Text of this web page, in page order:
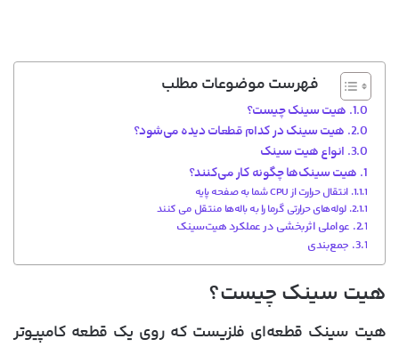
فهرست موضوعات مطلب
هیت سینک چیست؟
هیت سینک در کدام قطعات دیده می‌شود؟
انواع هیت سینک
هیت سینک‌ها چگونه کار می‌کنند؟
انتقال حرارت از CPU شما به صفحه پایه
لوله‌های حرارتی گرما را به باله‌ها منتقل می کنند
عواملی اثربخشی در عملکرد هیت‌سینک
جمع‌بندی
هیت سینک چیست؟
هیت سینک قطعه‌ای فلزیست که روی یک قطعه کامپیوتر